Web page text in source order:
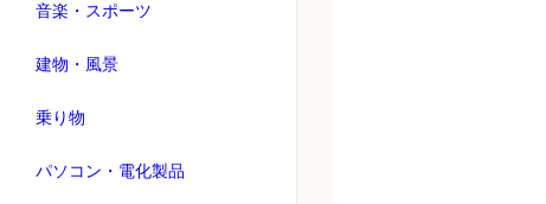
音楽・スポーツ
建物・風景
乗り物
パソコン・電化製品